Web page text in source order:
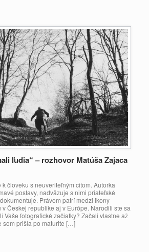
ľudia“ – rozhovor Matúša Zajaca
človeku s neuveriteľným citom. Autorka
postavy, nadväzuje s nimi priateľské
Právom patrí medzi ikony
Českej republike aj v Európe. Narodili ste sa
Vaše fotografické začiatky? Začali vlastne až
som prišla po maturite […]